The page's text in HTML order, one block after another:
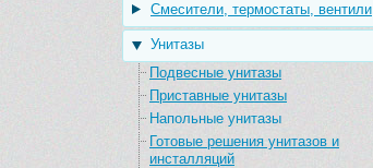
Смесители, термостаты, вентили
Унитазы
Подвесные унитазы
Приставные унитазы
Напольные унитазы
Готовые решения унитазов и
инсталляций